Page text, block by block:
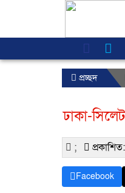
প্রচ্ছদ
ঢাকা-
;
Facebook